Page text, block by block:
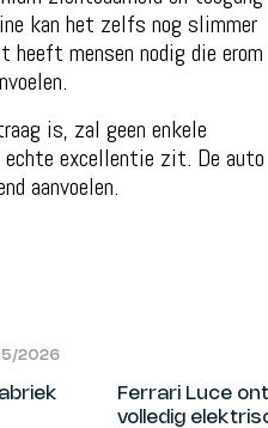
kan het zelfs nog slimmer
mensen nodig die erom
is, zal geen enkele
echte excellentie zit. De auto
aanvoelen.
2026
Ferrari Luce
volledig